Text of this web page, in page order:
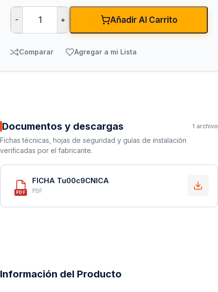
- + Añadir Al Carrito
Comparar Agregar a mi Lista
Documentos y descargas 1 archivo
Fichas técnicas, hojas de seguridad y guías de instalación
verificadas por el fabricante.
PDF
FICHA Tu00c9CNICA
PDF
Información del Producto